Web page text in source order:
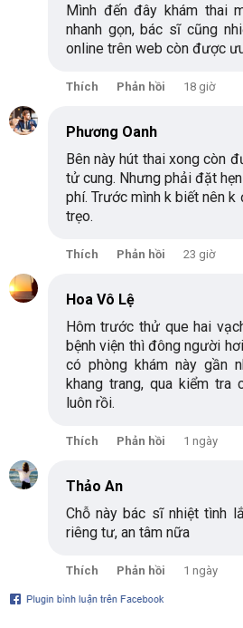
Mình đến đây khám thai
nhanh gọn, bác sĩ cũng
online trên web còn được
Thích Phản hồi 18 giờ
Phương Oanh
Bên này hút thai xong còn
tử cung. Nhưng phải đặt
phí. Trước mình k biết nên k
trẹo.
Thích Phản hồi 23 giờ
Hoa Vô Lệ
Hôm trước thử que hai
bệnh viện thì đông người
có phòng khám này gần
khang trang, qua kiểm
luôn rồi.
Thích Phản hồi 1 ngày
Thảo An
Chỗ này bác sĩ nhiệt tình
riêng tư, an tâm nữa
Thích Phản hồi 1 ngày